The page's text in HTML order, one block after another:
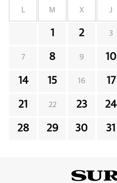
M X J
1 2 3
7 8 9 10
14 15 16 17
21 22 23 24
28 29 30 31